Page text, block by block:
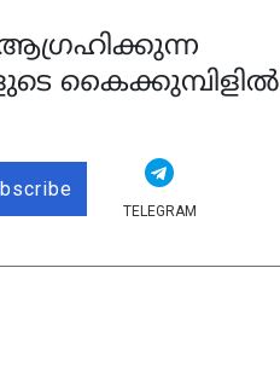
കൈക്കുമ്പിളിൽ
TELEGRAM